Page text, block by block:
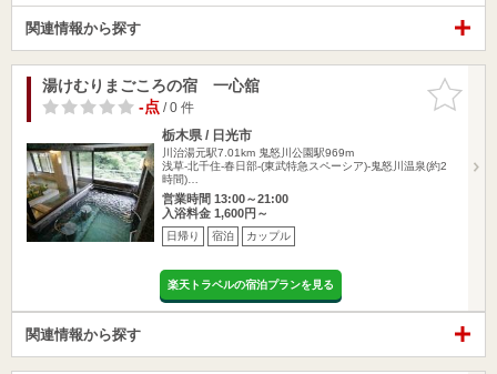
関連情報から探す
お気に入
りに追加
湯けむりまごころの宿 一心舘
-点/ 0 件
栃木県 / 日光市
川治湯元駅7.01km 鬼怒川公園駅969m
浅草-北千住-春日部-(東武特急スペーシア)-鬼怒川温泉(約2
時間)…
営業時間 13:00～21:00
入浴料金 1,600円～
日帰り 宿泊 カップル
楽天トラベルの宿泊プランを見る
関連情報から探す